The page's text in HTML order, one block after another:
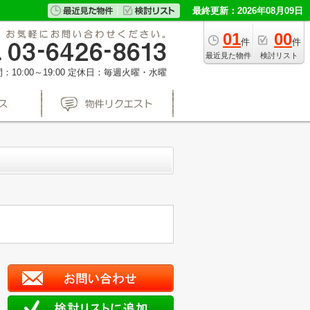
最終更新：2026年08月09日
01件
最近見た物件
00件
検討リスト
：10:00～19:00 定休日：毎週火曜・水曜